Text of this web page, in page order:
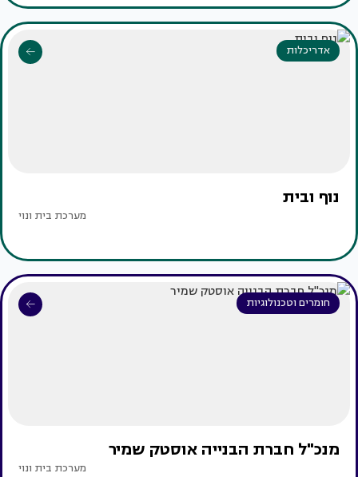
אדריכלות
נוף ובית
מערכת בית ונוי
חומרים וטכנולוגיות
מנכ"ל חברת הבנייה אוסטק שמיר
מערכת בית ונוי